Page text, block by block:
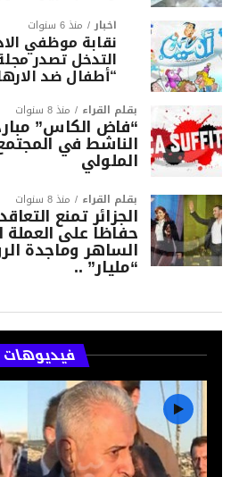
أخبار منذ 6 سنوات
نقابة موظفي
التدخل تصدر
“أطفال ضد
بقلم القراء منذ 8 سنوات
“فاض الكاس”
الناشط في
الملولي
بقلم القراء منذ 8 سنوات
الجزائر تمنع
حفاظا على
الساهر وماجدة
“مليار” ..
فيديوهات